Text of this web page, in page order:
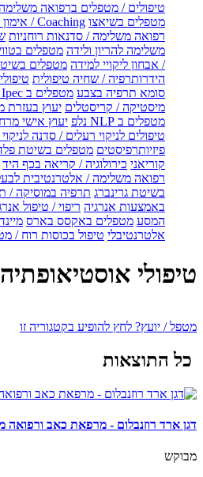
טיפולים / מטפלים ברפואה
מטפלים בשיאצו Coaching / אימון אישי
רפואה משלימה / סדנאות רוחניות
משלימה להריון ולידה מטפלים
/ אבחון ליקויי למידה מטפלים
הידרותרפיה / שחיה טיפולית
סומא תרפיה בצבע מטפלים ב Ipec אייפק
מיסטיקה / קריסטלים יעוץ בעזרת
מטפלים ב NLP נלפ
יעוץ אישי
טיפולים לניקוי רעלים / סדנה
פיזיותרפיסטים מטפלים בשיטת
קוריאני כירולוגיה / קריאה בכף היד
רפואה משלימה / אלטרנטיבית
בשיטת גרינברג תרפיה במוסיקה /
באמצעות אנרגיה ריפוי / טיפול
המסע מטפלים באקסס בארס
אלטרנטיבלי טיפול בכוסות רוח /
טיפולי
מטפל / יועץ? לחץ להופיע בקטגוריה זו
כל התוצאות
דגן ארד רוזנבלום - מרפאת כאב ורפואה
מבוקש